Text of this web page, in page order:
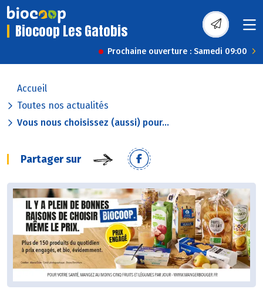
Biocoop Les Gatobis
Prochaine ouverture : Samedi 09:00
Accueil
Toutes nos actualités
Vous nous choisissez (aussi) pour...
Partager sur